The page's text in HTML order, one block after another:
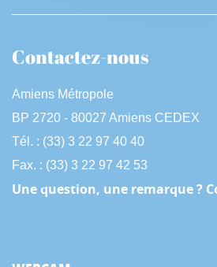
Contactez-nous
Amiens Métropole
BP 2720 - 80027 Amiens CEDEX
Tél. : (33) 3 22 97 40 40
Fax. : (33) 3 22 97 42 53
Une question, une remarque ?